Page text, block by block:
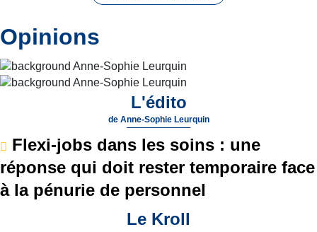
Opinions
L'édito
de Anne-Sophie Leurquin
Flexi-jobs dans les soins : une
réponse qui doit rester temporaire face
à la pénurie de personnel
Le Kroll